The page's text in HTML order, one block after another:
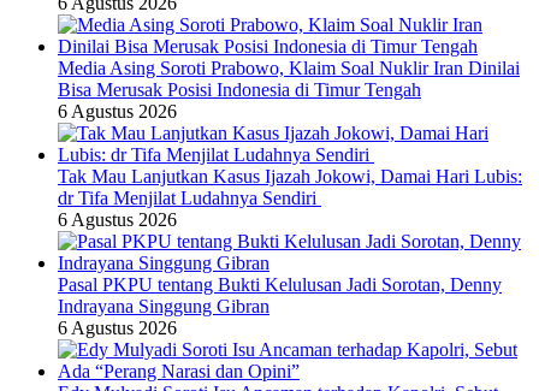
Media Asing Soroti Prabowo, Klaim Soal Nuklir Iran Dinilai
Bisa Merusak Posisi Indonesia di Timur Tengah
6 Agustus 2026
Tak Mau Lanjutkan Kasus Ijazah Jokowi, Damai Hari Lubis:
dr Tifa Menjilat Ludahnya Sendiri
6 Agustus 2026
Pasal PKPU tentang Bukti Kelulusan Jadi Sorotan, Denny
Indrayana Singgung Gibran
6 Agustus 2026